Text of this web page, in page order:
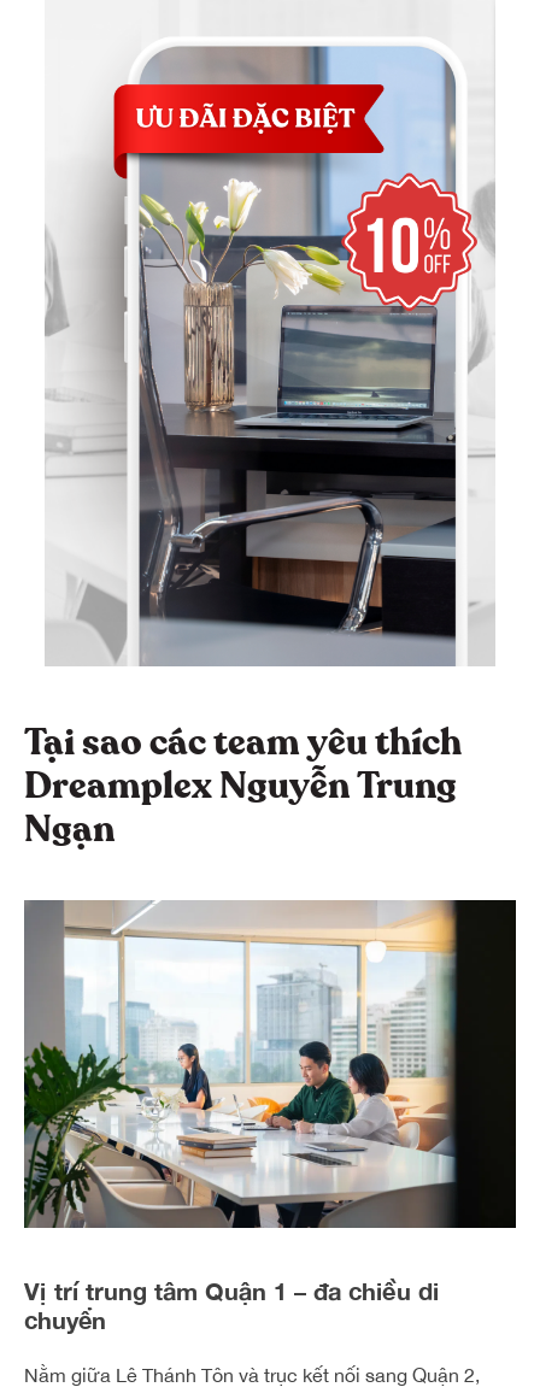
Tại sao các team yêu thích
Dreamplex Nguyễn Trung
Ngạn
Vị trí trung tâm Quận 1 – đa chiều di
chuyển
Nằm giữa Lê Thánh Tôn và trục kết nối sang Quận 2,